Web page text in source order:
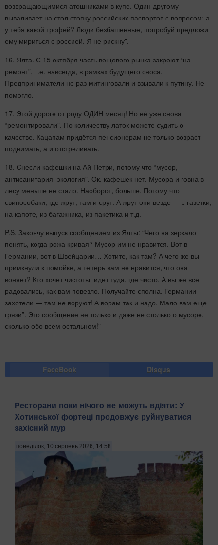
возвращающимися атошниками в купе. Один другому
вываливает на стол стопку российских паспортов с вопросом: а
у тебя какой трофей? Люди безбашенные, попробуй предложи
ему мириться с россией. Я не рискну”.
16. Ялта. С 15 октября часть вещевого рынка закроют “на
ремонт”, т.е. навсегда, в рамках будущего сноса.
Предприниматели не раз митинговали и взывали к путину. Не
помогло.
17. Этой дороге от роду ОДИН месяц! Но её уже снова
“ремонтировали”. По количеству латок можете судить о
качестве. Кацапам придётся пенсионерам не только возраст
поднимать, а и отстреливать.
18. Снесли кафешки на Ай-Петри, потому что “мусор,
антисанитария, экология”. Ок, кафешек нет. Мусора и говна в
лесу меньше не стало. Наоборот, больше. Потому что
свинособаки, где жрут, там и срут. А жрут они везде — с газетки,
на капоте, из багажника, из пакетика и т.д.
P.S. Закончу выпуск сообщением из Ялты: “Чего на зеркало
пенять, когда рожа кривая? Мусор им не нравится. Вот в
Германии, вот в Швейцарии… Хотите, как там? А чего же вы
примкнули к помойке, а теперь вам не нравится, что она
воняет? Кто хочет чистоты, идет туда, где чисто. А вы же все
радовались, как вам повезло. Получайте сполна. Германии
захотели — там не воруют! А ворам так и надо. Мало вам еще
грязи”. Это сообщение не только и даже не столько о мусоре,
сколько обо всем остальном!"
FaceBook Disqus
Ресторани поки нічого не можуть вдіяти: У
Хотинської фортеці продовжує руйнуватися
захісний мур
понеділок, 10 серпень 2026, 14:58